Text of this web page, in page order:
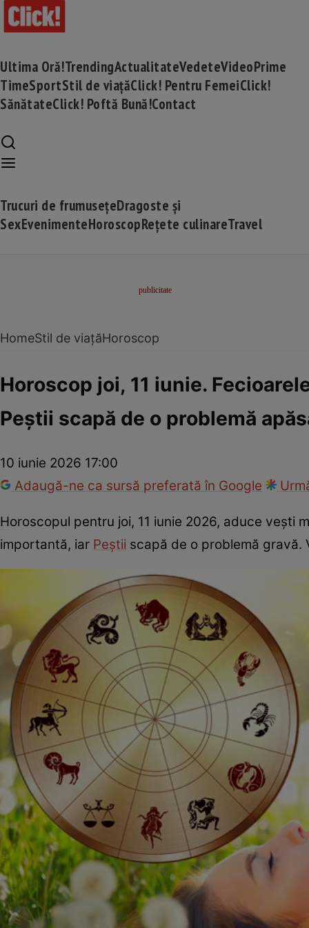
Ultima Oră!TrendingActualitateVedeteVideoPrime
TimeSportStil de viațăClick! Pentru FemeiClick!
SănătateClick! Poftă Bună!Contact
Trucuri de frumusețeDragoste și
SexEvenimenteHoroscopRețete culinareTravel
HomeStil de viațăHoroscop
Horoscop joi, 11 iunie.
Peștii scapă de o problemă
10 iunie 2026 17:00
Adaugă-ne ca sursă preferată în Google
Horoscopul pentru joi, 11 iunie 2026, aduce vești
importantă, iar Peștii scapă de o problemă gravă.